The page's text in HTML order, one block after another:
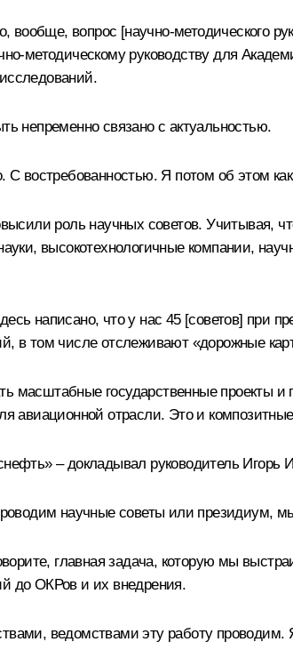
вообще, вопрос [научно-методического
методическому руководству для
непременно связано с актуальностью.
С востребованностью. Я потом об этом как
роль научных советов. Учитывая,
высокотехнологичные компании,
написано, что у нас 45 [советов] при
в том числе отслеживают «дорожные
масштабные государственные проекты и
авиационной отрасли. Это и
– докладывал руководитель Игорь
научные советы или президиум,
главная задача, которую мы
до ОКРов и их внедрения.
ведомствами эту работу проводим.